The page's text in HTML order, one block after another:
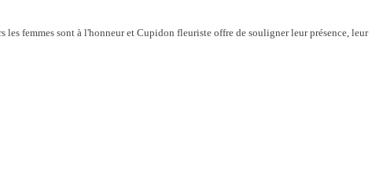
les femmes sont à l'honneur et Cupidon fleuriste offre de souligner leur présence, leur